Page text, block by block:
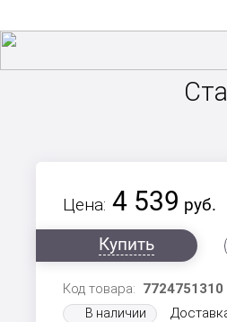
Цена: 4 539 руб.
Купить
Код товара: 7724751310
В наличии